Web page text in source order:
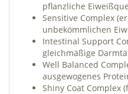
pflanzliche
Sensitive Complex
unbekömmlichen
Intestinal Support
gleichmäßige
Well Balanced
ausgewogenes
Shiny Coat Complex